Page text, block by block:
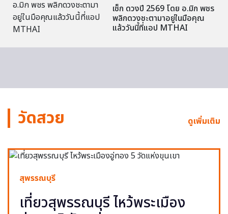
เช็ก ดวงปี 2569 โดย อ.มิก พชร
พลิกดวงชะตามาอยู่ในมือคุณ
แล้ววันนี้ที่แอป MTHAI
วัดสวย ดูเพิ่มเติม
สุพรรณบุรี
เที่ยวสุพรรณบุรี ไหว้พระเมือง